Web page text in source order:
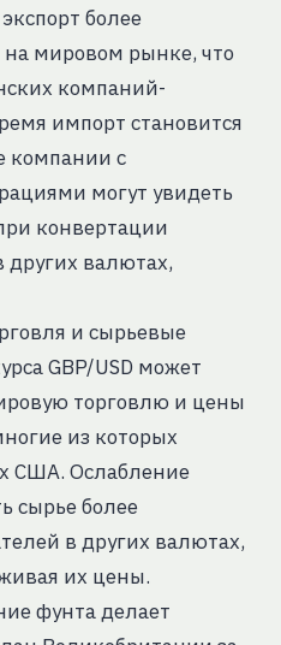
более
мировом рынке, что
компаний-
импорт становится
компании с
могут увидеть
конвертации
других валютах,
и сырьевые
GBP/USD может
торговлю и цены
из которых
США. Ослабление
сырье более
в других валютах,
их цены.
фунта делает